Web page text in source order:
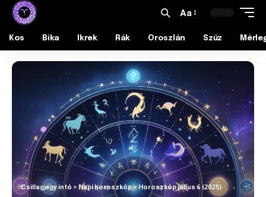
Aa
Kos Bika Ikrek Rák Oroszlán Szűz
Csillagjegy infó > Napi horoszkóp>Horoszkóp július 6 (2025)